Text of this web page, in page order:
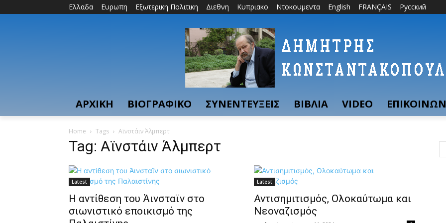
Ελλαδα Ευρωπη Εξωτερικη Πολιτικη Διεθνη Κυπριακο Ντοκουμεντα English FRANÇAIS Русский
ΑΡΧΙΚΗ ΒΙΟΓΡΑΦΙΚΟ ΣΥΝΕΝΤΕΥΞΕΙΣ ΒΙΒΛΙΑ VIDEO
Home Tags Αϊνστάιν Άλμπερτ
Tag: Αϊνστάιν Άλμπερτ
Latest
H αντίθεση του Άινσταϊν στο
σιωνιστικό εποικισμό της
Latest
Αντισημιτισμός, Ολοκαύτωμα και
Νεοναζισμός